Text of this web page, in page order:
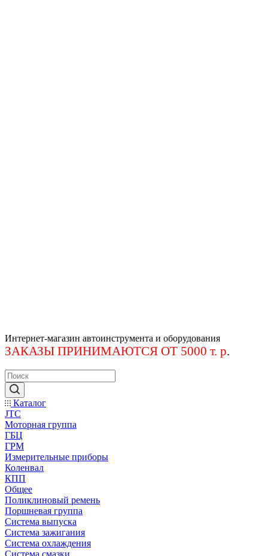
Интернет-магазин автоинструмента и оборудования
ЗАКАЗЫ ПРИНИМАЮТСЯ ОТ 5000 т. р.
Каталог
JTC
Моторная группа
ГБЦ
ГРМ
Измерительные приборы
Коленвал
КПП
Общее
Поликлиновый ремень
Поршневая группа
Система выпуска
Система зажигания
Система охлаждения
Система смазки